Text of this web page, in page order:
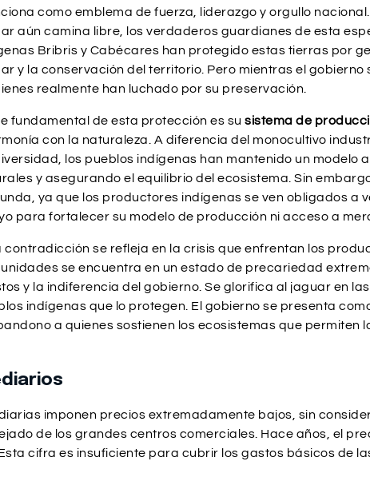
como emblema de fuerza, liderazgo y orgullo
aún camina libre, los verdaderos guardianes de esta
Bribris y Cabécares han protegido estas tierras por
y la conservación del territorio. Pero mientras el
realmente han luchado por su preservación.
fundamental de esta protección es susistema de
con la naturaleza. A diferencia del monocultivo
los pueblos indígenas han mantenido un modelo
y asegurando el equilibrio del ecosistema. Sin
ya que los productores indígenas se ven obligados a
para fortalecer su modelo de producción ni acceso a
contradicción se refleja en la crisis que enfrentan los
se encuentra en un estado de precariedad
y la indiferencia del gobierno. Se glorifica al jaguar en
indígenas que lo protegen. El gobierno se presenta
a quienes sostienen los ecosistemas que permiten
imponen precios extremadamente bajos, sin
de los grandes centros comerciales. Hace años, el
cifra es insuficiente para cubrir los gastos básicos de